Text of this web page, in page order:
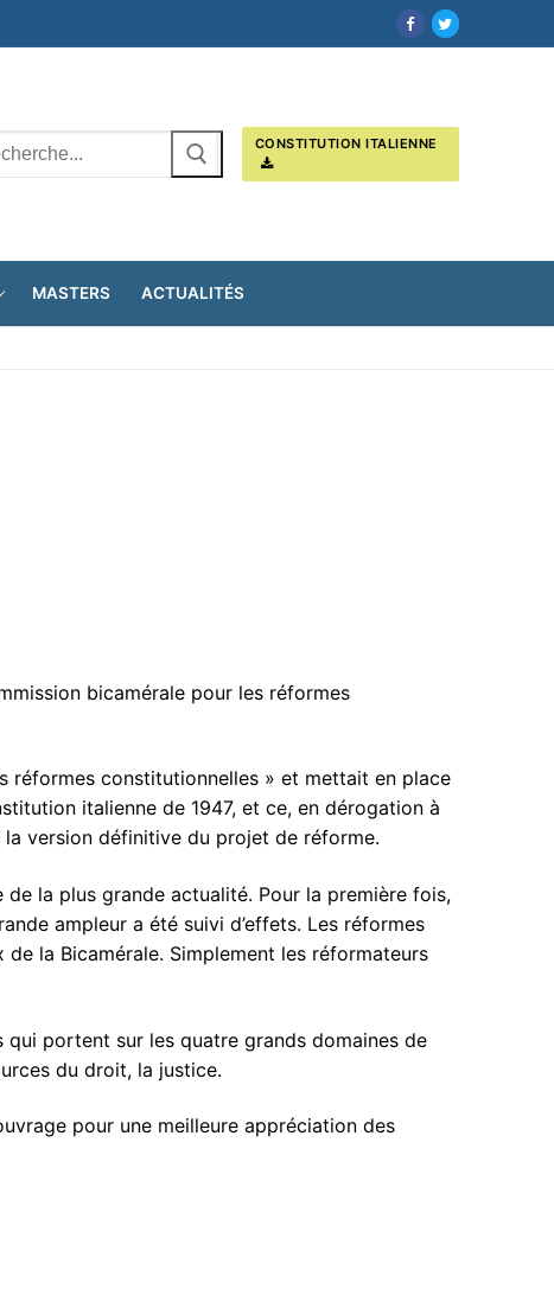
CONSTITUTION ITALIENNE
MASTERS ACTUALITÉS
bicamérale pour les réformes
réformes constitutionnelles » et mettait en place
italienne de 1947, et ce, en dérogation à
la version définitive du projet de réforme.
la plus grande actualité. Pour la première fois,
ampleur a été suivi d’effets. Les réformes
la Bicamérale. Simplement les réformateurs
qui portent sur les quatre grands domaines de
du droit, la justice.
pour une meilleure appréciation des